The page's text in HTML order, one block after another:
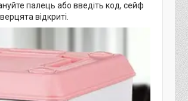
палець або введіть код, сейф
відкриті.